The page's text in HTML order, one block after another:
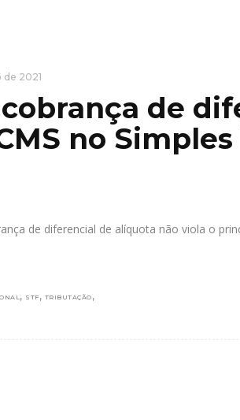
de 2021
de
no
de diferencial de alíquota não viola o
, STF , TRIBUTAÇÃO ,